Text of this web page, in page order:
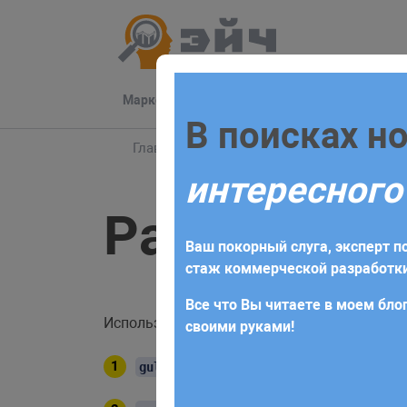
Маркетинг
Главная Блог Gulp Работа со стилями
Работа со
Используемые решения:
gulp-sass
Заполните
Для начала сотрудничества
получите коммерческое
требований и поставленных
В поисках
Ваш покорный слуга, эксперт
стаж коммерческой
Все что Вы читаете в моем
своими руками!